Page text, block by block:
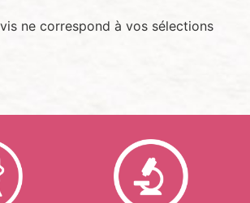
ne correspond à vos sélections